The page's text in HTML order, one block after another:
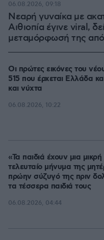
Νεαρή γυναίκα με
Αιθιοπία έγινε viral,
μεταμόρφωσή της από
06.08.2026, 09:18
Οι πρώτες εικόνες του
515 που έρχεται Ελλάδα
και νύχτα
06.08.2026, 10:22
«Τα παιδιά έχουν μια
τελευταίο μήνυμα της
πρώην σύζυγό της πριν
τα τέσσερα παιδιά τους
06.08.2026, 04:44